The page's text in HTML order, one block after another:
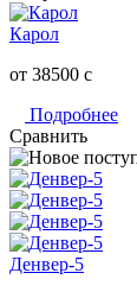
Карол
от 38500 c
Подробнее
Сравнить
Денвер-5